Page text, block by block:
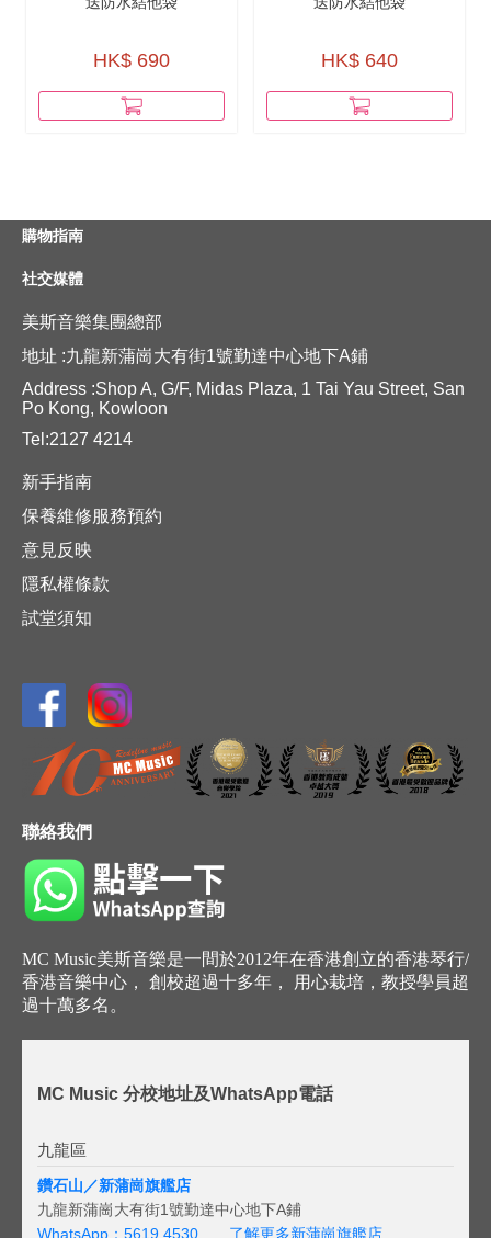
HK$ 690 HK$ 640
購物指南
社交媒體
美斯音樂集團總部
地址 :九龍新蒲崗大有街1號勤達中心地下A鋪
Address :Shop A, G/F, Midas Plaza, 1 Tai Yau Street, San
Po Kong, Kowloon
Tel:2127 4214
新手指南
保養維修服務預約
意見反映
隱私權條款
試堂須知
聯絡我們
MC Music美斯音樂是一間於2012年在香港創立的香港琴行/
香港音樂中心， 創校超過十多年， 用心栽培，教授學員超
過十萬多名。
MC Music 分校地址及WhatsApp電話
九龍區
鑽石山／新蒲崗旗艦店
九龍新蒲崗大有街1號勤達中心地下A鋪
WhatsApp：5619 4530
了解更多新蒲崗旗艦店